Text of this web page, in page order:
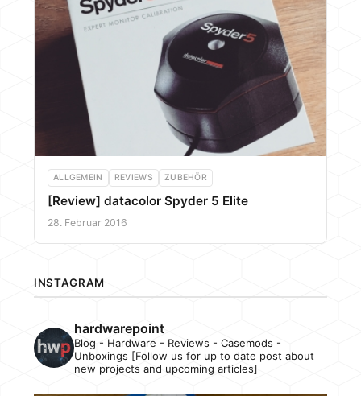
ALLGEMEIN REVIEWS ZUBEHÖR
[Review] datacolor Spyder 5 Elite
28. Februar 2016
INSTAGRAM
hardwarepoint
Blog - Hardware - Reviews - Casemods -
Unboxings [Follow us for up to date post about
new projects and upcoming articles]